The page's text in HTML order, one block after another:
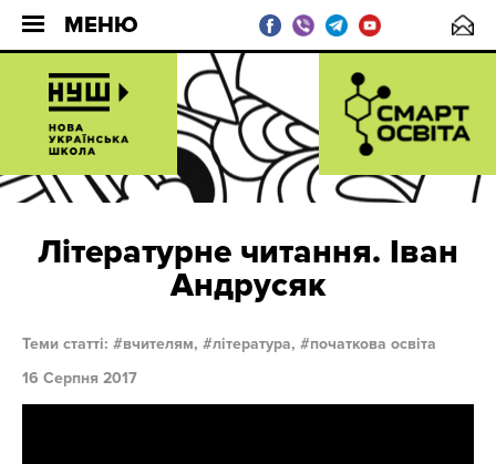
МЕНЮ
Літературне читання. Іван
Андрусяк
Теми статті: вчителям, література,
початкова освіта
16 Серпня 2017